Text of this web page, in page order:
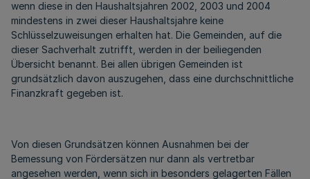
wenn diese in den Haushaltsjahren 2002, 2003 und 2004
mindestens in zwei dieser Haushaltsjahre keine
Schlüsselzuweisungen erhalten hat. Die Gemeinden, auf die
dieser Sachverhalt zutrifft, werden in der beiliegenden
Übersicht benannt. Bei allen übrigen Gemeinden ist
grundsätzlich davon auszugehen, dass eine durchschnittliche
Finanzkraft gegeben ist.
Von diesen Grundsätzen können Ausnahmen bei der
Bemessung von Fördersätzen nur dann als vertretbar
angesehen werden, wenn sich in besonders gelagerten Fällen